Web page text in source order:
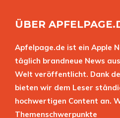
ÜBER
Apfelpage.de ist ein Apple
täglich brandneue News
Welt veröffentlicht. Dank
bieten wir dem Leser
hochwertigen Content an.
Themenschwerpunkte